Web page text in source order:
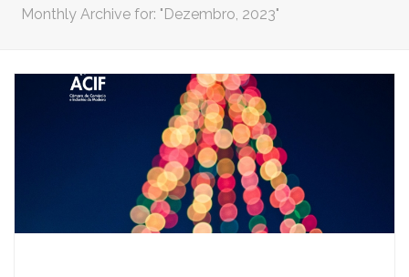
Monthly Archive for: "Dezembro, 2023"